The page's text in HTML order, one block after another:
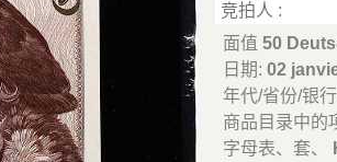
竞拍人 :
面值50
日期:02
年代/省份/银行
商品目录中的
字母表、套、